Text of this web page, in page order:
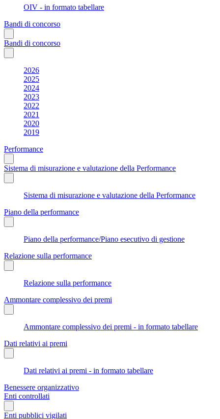
OIV - in formato tabellare
Bandi di concorso
Bandi di concorso
2026
2025
2024
2023
2022
2021
2020
2019
Performance
Sistema di misurazione e valutazione della Performance
Sistema di misurazione e valutazione della Performance
Piano della performance
Piano della performance/Piano esecutivo di gestione
Relazione sulla performance
Relazione sulla performance
Ammontare complessivo dei premi
Ammontare complessivo dei premi - in formato tabellare
Dati relativi ai premi
Dati relativi ai premi - in formato tabellare
Benessere organizzativo
Enti controllati
Enti pubblici vigilati